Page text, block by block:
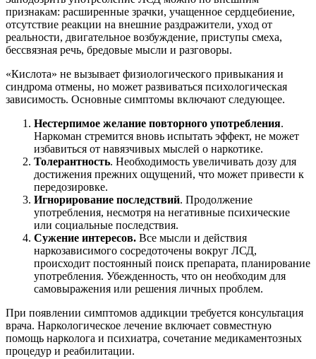
признакам: расширенные зрачки, учащенное сердцебиение,
отсутствие реакции на внешние раздражители, уход от
реальности, двигательное возбуждение, приступы смеха,
бессвязная речь, бредовые мысли и разговоры.
«Кислота» не вызывает физиологического привыкания и
синдрома отмены, но может развиваться психологическая
зависимость. Основные симптомы включают следующее.
Нестерпимое желание повторного употребления.
Наркоман стремится вновь испытать эффект, не может
избавиться от навязчивых мыслей о наркотике.
Толерантность. Необходимость увеличивать дозу для
достижения прежних ощущений, что может привести к
передозировке.
Игнорирование последствий. Продолжение
употребления, несмотря на негативные психические
или социальные последствия.
Сужение интересов. Все мысли и действия
наркозависимого сосредоточены вокруг ЛСД,
происходит постоянный поиск препарата, планирование
употребления. Убежденность, что он необходим для
самовыражения или решения личных проблем.
При появлении симптомов аддикции требуется консультация
врача. Наркологическое лечение включает совместную
помощь нарколога и психиатра, сочетание медикаментозных
процедур и реабилитации.